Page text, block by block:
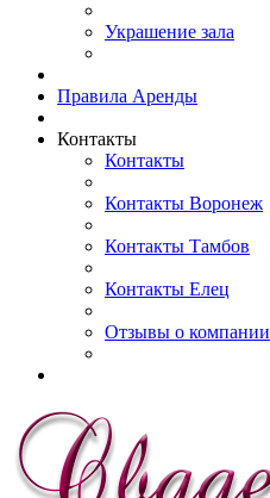
Украшение зала
Правила Аренды
Контакты
Контакты
Контакты Воронеж
Контакты Тамбов
Контакты Елец
Отзывы о компании